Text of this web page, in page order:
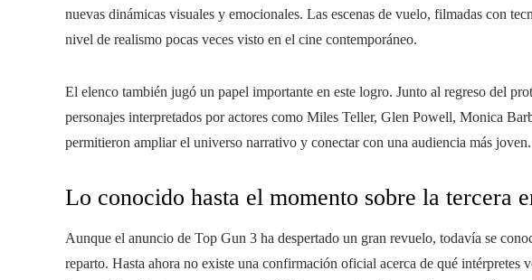
nuevas dinámicas visuales y emocionales. Las escenas de vuelo, filmadas con
nivel de realismo pocas veces visto en el cine contemporáneo.
El elenco también jugó un papel importante en este logro. Junto al regreso del
personajes interpretados por actores como Miles Teller, Glen Powell, Monica
permitieron ampliar el universo narrativo y conectar con una audiencia más joven.
Lo conocido hasta el momento sobre la tercera
Aunque el anuncio de Top Gun 3 ha despertado un gran revuelo, todavía se
reparto. Hasta ahora no existe una confirmación oficial acerca de qué intérpretes